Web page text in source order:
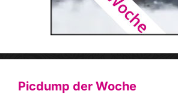
Picdump der Woche